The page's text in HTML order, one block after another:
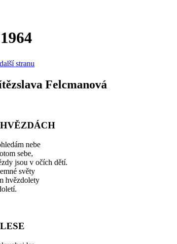
stranu
Felcmanová
nebe
sebe,
jsou v očích dětí.
světy
hvězdolety